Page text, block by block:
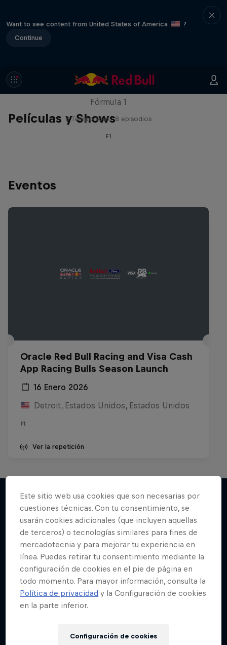
Want to see content from United States of America
?
Continue
Películas y Shows
Red Bull Racing Road Trips
Fórmula 1
3 Temporadas · 8 episodios
F1
Eventos
Oracle Red Bull Racing and Visa Cash
App Racing Bulls Season Launch
16 Enero 2026
Detroit, Estados Unidos, Estados Unidos
F1
Ver la repetición
Más contenidos similares
Este sitio web usa cookies que son necesarias por
cuestiones técnicas. Con tu consentimiento, se
usarán cookies adicionales (que incluyen aquellas
de terceros) o tecnologías similares para fines de
mercadotecnia y para mejorar tu experiencia en
línea. Puedes retirar tu consentimiento mediante la
configuración de cookies en el pie de página en
todo momento. Para mayor información, consulta la
Política de privacidad y la Configuración de cookies
en la parte inferior.
Configuración de cookies